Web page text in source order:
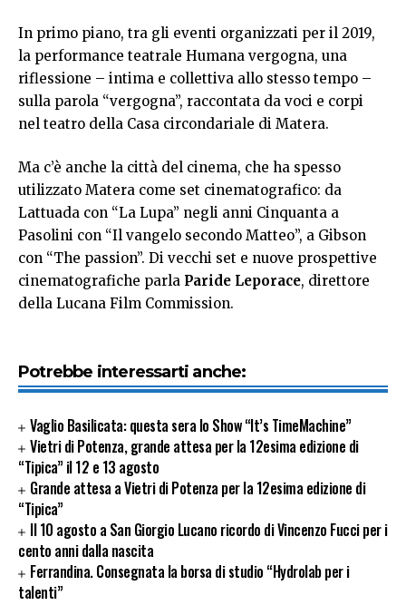
In primo piano, tra gli eventi organizzati per il 2019,
la performance teatrale Humana vergogna, una
riflessione – intima e collettiva allo stesso tempo –
sulla parola “vergogna”, raccontata da voci e corpi
nel teatro della Casa circondariale di Matera.
Ma c’è anche la città del cinema, che ha spesso
utilizzato Matera come set cinematografico: da
Lattuada con “La Lupa” negli anni Cinquanta a
Pasolini con “Il vangelo secondo Matteo”, a Gibson
con “The passion”. Di vecchi set e nuove prospettive
cinematografiche parla Paride Leporace, direttore
della Lucana Film Commission.
Potrebbe interessarti anche:
Vaglio Basilicata: questa sera lo Show “It’s TimeMachine”
Vietri di Potenza, grande attesa per la 12esima edizione di
“Tipica” il 12 e 13 agosto
Grande attesa a Vietri di Potenza per la 12esima edizione di
“Tipica”
Il 10 agosto a San Giorgio Lucano ricordo di Vincenzo Fucci per i
cento anni dalla nascita
Ferrandina. Consegnata la borsa di studio “Hydrolab per i
talenti”